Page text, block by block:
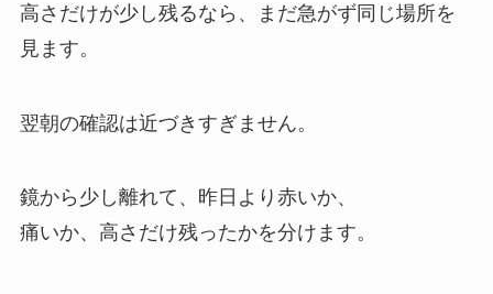
高さだけが少し残るなら、まだ急がず同じ場所を
見ます。
翌朝の確認は近づきすぎません。
鏡から少し離れて、昨日より赤いか、
痛いか、高さだけ残ったかを分けます。